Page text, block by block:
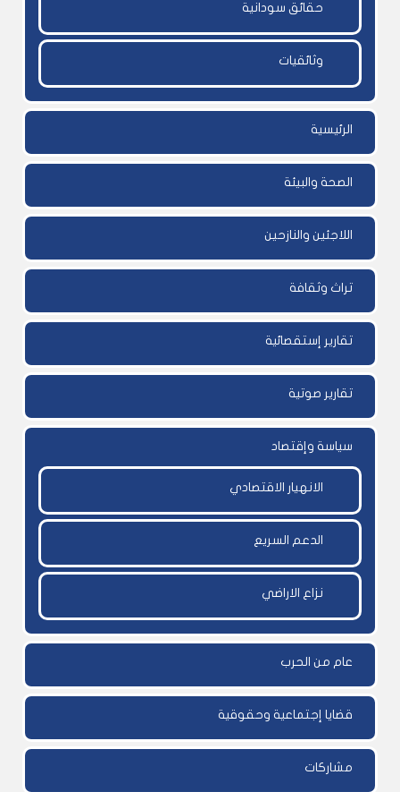
حقائق سودانية
وثائقيات
الرئيسية
الصحة والبيئة
اللاجئين والنازحين
تراث وثقافة
تقارير إستقصائية
تقارير صوتية
سياسة وإقتصاد
الانهيار الاقتصادي
الدعم السريع
نزاع الاراضي
عام من الحرب
قضايا إجتماعية وحقوقية
مشاركات